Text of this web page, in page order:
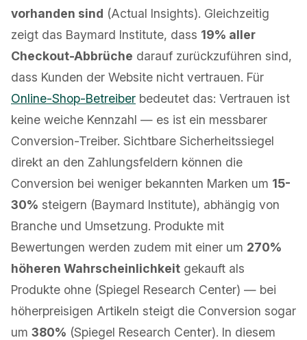
vorhanden sind (Actual Insights). Gleichzeitig
zeigt das Baymard Institute, dass 19% aller
Checkout-Abbrüche darauf zurückzuführen sind,
dass Kunden der Website nicht vertrauen. Für
Online-Shop-Betreiber bedeutet das: Vertrauen ist
keine weiche Kennzahl — es ist ein messbarer
Conversion-Treiber. Sichtbare Sicherheitssiegel
direkt an den Zahlungsfeldern können die
Conversion bei weniger bekannten Marken um 15-
30% steigern (Baymard Institute), abhängig von
Branche und Umsetzung. Produkte mit
Bewertungen werden zudem mit einer um 270%
höheren Wahrscheinlichkeit gekauft als
Produkte ohne (Spiegel Research Center) — bei
höherpreisigen Artikeln steigt die Conversion sogar
um 380% (Spiegel Research Center). In diesem